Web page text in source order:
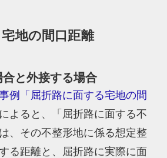
地の間口距離
合と外接する場合
例「屈折路に面する宅地の間
によると、「屈折路に面する不
、その不整形地に係る想定整
る距離と、屈折路に実際に面